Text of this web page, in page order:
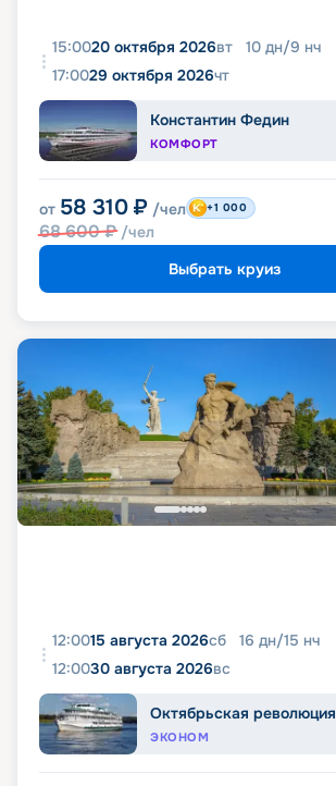
15:0020 октября 2026вт 10 дн/9 нч
17:0029 октября 2026чт
Константин Федин
КОМФОРТ
от 58 310 ₽ /чел
68 600₽ /чел
+1 000
Выбрать круиз
12:0015 августа 2026сб 16 дн/15 нч
12:0030 августа 2026вс
Октябрьская революция
ЭКОНОМ